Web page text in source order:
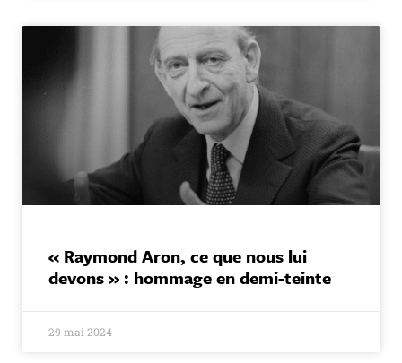
« Raymond Aron, ce que nous lui
devons » : hommage en demi-teinte
29 mai 2024